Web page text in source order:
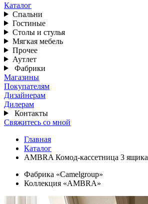
Каталог
Спальни
Гостиные
Столы и стулья
Мягкая мебель
Прочее
Аутлет
Фабрики
Магазины
Покупателям
Дизайнерам
Дилерам
Контакты
Свяжитесь со мной
Главная
Каталог
AMBRA Комод-кассетница 3 ящика
Фабрика «Camelgroup»
Коллекция «AMBRA»